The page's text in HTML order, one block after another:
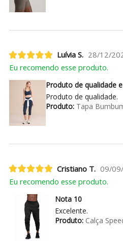
Luívia S. 28/12/
Eu recomendo esse produto.
Produto de qualidade
Produto de qualidade.
Produto:Tapa
Cristiano T. 09/
Eu recomendo esse produto.
Nota 10
Excelente.
Produto:Calça